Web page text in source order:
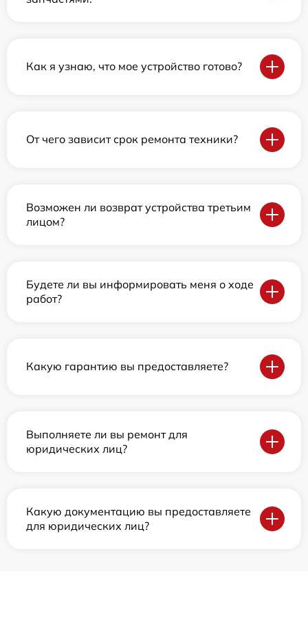
Как я узнаю, что мое устройство готово?
От чего зависит срок ремонта техники?
Возможен ли возврат устройства третьим
лицом?
Будете ли вы информировать меня о ходе
работ?
Какую гарантию вы предоставляете?
Выполняете ли вы ремонт для
юридических лиц?
Какую документацию вы предоставляете
для юридических лиц?